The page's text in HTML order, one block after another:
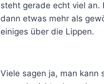
steht gerade echt viel an.
dann etwas mehr als
einiges über die Lippen.
Viele sagen ja, man kann